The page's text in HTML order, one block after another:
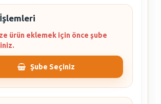
ürün eklemek için önce şube
Şube Seçiniz